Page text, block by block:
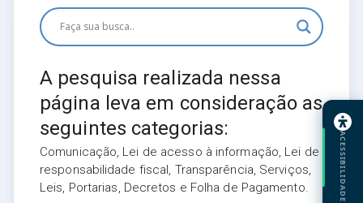
A pesquisa realizada nessa
página leva em consideração as
seguintes categorias:
Comunicação, Lei de acesso à informação, Lei de
responsabilidade fiscal, Transparência, Serviços,
Leis, Portarias, Decretos e Folha de Pagamento.
ACESSIBILIDADE